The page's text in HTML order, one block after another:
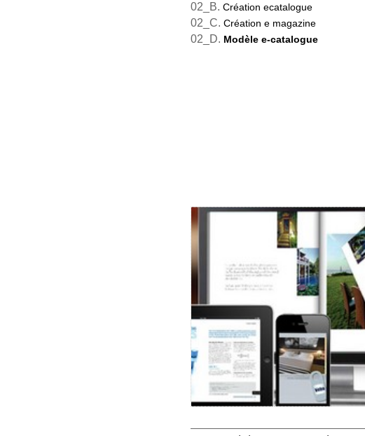
02_B. Création ecatalogue
02_C. Création e magazine
02_D. Modèle e-catalogue